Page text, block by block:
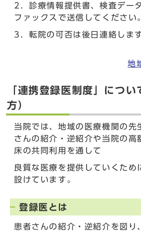
2．診療情報提供書、検査デー
ファックスで送信してください
3．転院の可否は後日連絡しま
地
「連携登録医制度」につ
方）
当院では、地域の医療機関の先
さんの紹介・逆紹介や当院の高
床の共同利用を通して
良質な医療を提供していくため
設けています。
登録医とは
患者さんの紹介・逆紹介を図り